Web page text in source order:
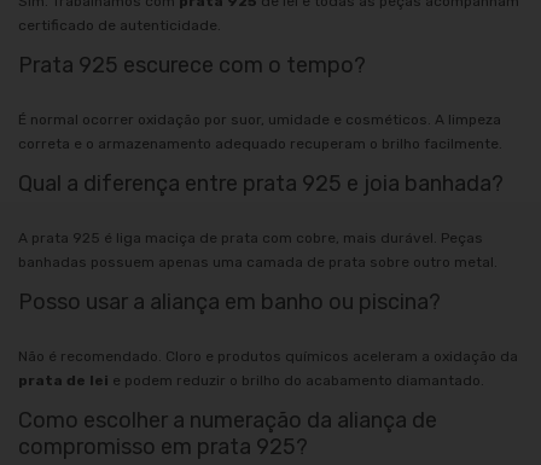
certificado de autenticidade.
Prata 925 escurece com o tempo?
É normal ocorrer oxidação por suor, umidade e cosméticos. A limpeza
correta e o armazenamento adequado recuperam o brilho facilmente.
Qual a diferença entre prata 925 e joia banhada?
A prata 925 é liga maciça de prata com cobre, mais durável. Peças
banhadas possuem apenas uma camada de prata sobre outro metal.
Posso usar a aliança em banho ou piscina?
Não é recomendado. Cloro e produtos químicos aceleram a oxidação da
prata de lei e podem reduzir o brilho do acabamento diamantado.
Como escolher a numeração da aliança de
compromisso em prata 925?